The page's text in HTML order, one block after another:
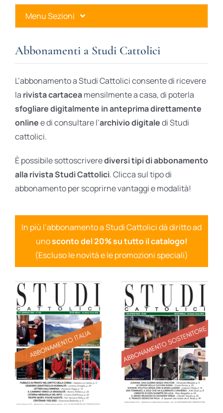
Menu Sezioni
Ares Gold
Ares Digital
Ares Gift Card
Abbonamenti a Studi Cattolici
L’abbonamento a Studi Cattolici consente di ricevere
la rivista cartaceamensilmente a casa, di poterla
sfogliare digitalmente in anteprima direttamente
onlinee di consultare l’archivio digitaledi Studi
cattolici.
È possibile sottoscriverediversi tipi di abbonamento
alla rivista Studi Cattolici. Clicca sul tipo di
abbonamento per scoprirne vantaggi e modalità!
In più l’abbonamento a Studi Cattolici dà diritto ad
unosconto del 20% su tutto il catalogo!
(Escluso le novità e le promozioni speciali)